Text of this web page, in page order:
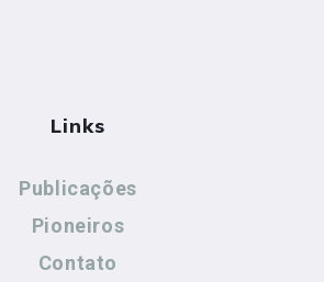
Links
Publicações
Pioneiros
Contato